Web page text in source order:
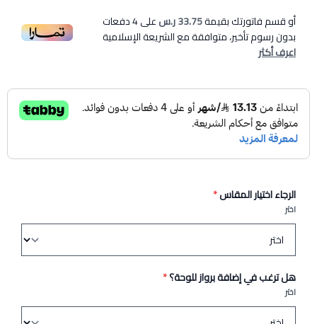
أو قسم فاتورتك بقيمة33.75 ر.س على4دفعات
بدون رسوم تأخير، متوافقة مع الشريعة الإسلامية
اعرف أكثر
الرجاء اختيار المقاس*
اختر
هل ترغب في إضافة برواز للوحة؟*
اختر